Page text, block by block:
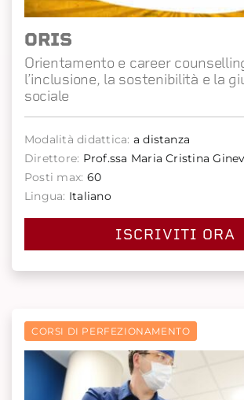
ORIS
Orientamento e career
l’inclusione, la sostenibilità e la
sociale
Modalità didattica: a distanza
Direttore: Prof.ssa Maria Cristina
Posti max: 60
Lingua: Italiano
ISCRIVITI ORA
CORSI DI PERFEZIONAMENTO